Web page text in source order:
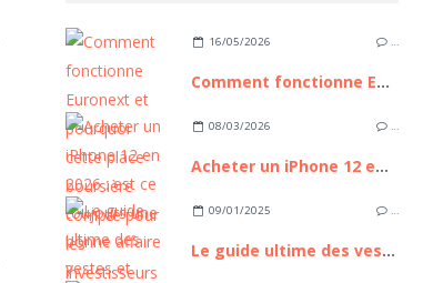
16/05/2026 …
Comment fonctionne Euronext et pourquoi cette place boursière compte pour les investisseurs européens
08/03/2026 …
Acheter un iPhone 12 en 2026 : est ce toujours une bonne affaire ?
09/01/2025 …
Le guide ultime des vestes et blousons pour femmes à porter au quotidien